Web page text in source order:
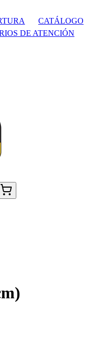
CATÁLOGO
DE ATENCIÓN